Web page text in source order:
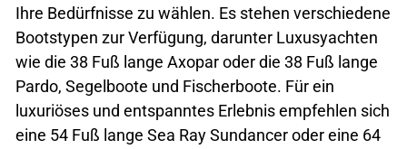
Ihre Bedürfnisse zu wählen. Es stehen verschiedene
Bootstypen zur Verfügung, darunter Luxusyachten
wie die 38 Fuß lange Axopar oder die 38 Fuß lange
Pardo, Segelboote und Fischerboote. Für ein
luxuriöses und entspanntes Erlebnis empfehlen sich
eine 54 Fuß lange Sea Ray Sundancer oder eine 64